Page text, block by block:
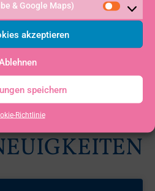
& Google Maps)
akzeptieren
speichern
RichtlinieWEITERE